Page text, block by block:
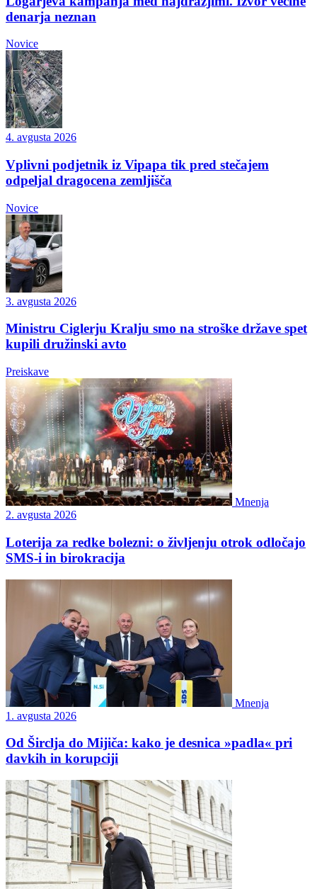
denarja neznan
Novice
4. avgusta 2026
Vplivni podjetnik iz Vipapa tik pred stečajem
odpeljal dragocena zemljišča
Novice
3. avgusta 2026
Ministru Ciglerju Kralju smo na stroške države spet
kupili družinski avto
Preiskave
Mnenja
2. avgusta 2026
Loterija za redke bolezni: o življenju otrok odločajo
SMS-i in birokracija
Mnenja
1. avgusta 2026
Od Širclja do Mijiča: kako je desnica »padla« pri
davkih in korupciji